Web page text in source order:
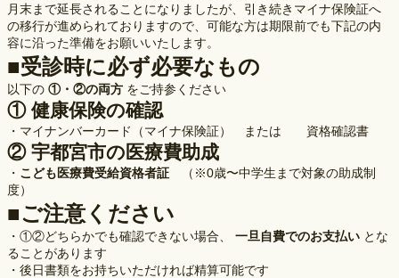
月末まで延長されることになりましたが、引き続きマイナ保険証へ
の移行が進められておりますので、可能な方は期限前でも下記の内
容に沿った準備をお願いいたします。
■受診時に必ず必要なもの
以下の ①・②の両方 をご持参ください
① 健康保険の確認
・マイナンバーカード（マイナ保険証） または 資格確認書
② 宇都宮市の医療費助成
・ こども医療費受給資格者証 （※0歳〜中学生まで対象の助成制
度）
■ご注意ください
・①②どちらかでも確認できない場合、 一旦自費でのお支払い とな
ることがあります
・後日書類をお持ちいただければ精算可能です